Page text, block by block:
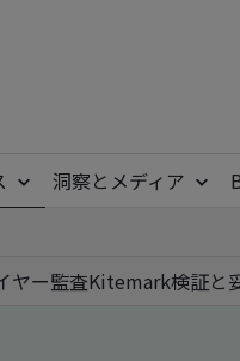
洞察とメディア
ヤー監査Kitemark検証と